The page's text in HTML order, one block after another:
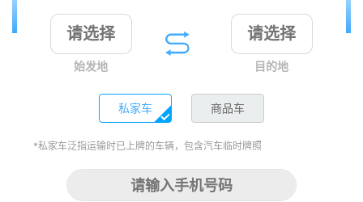
始发地 目的地
私家车 商品车
*私家车泛指运输时已上牌的车辆，包含汽车临时牌照